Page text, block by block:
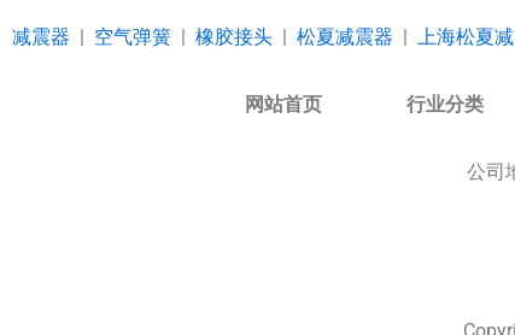
减震器 空气弹簧 橡胶接头 松夏减震器 上海松夏
网站首页 行业分类
公司